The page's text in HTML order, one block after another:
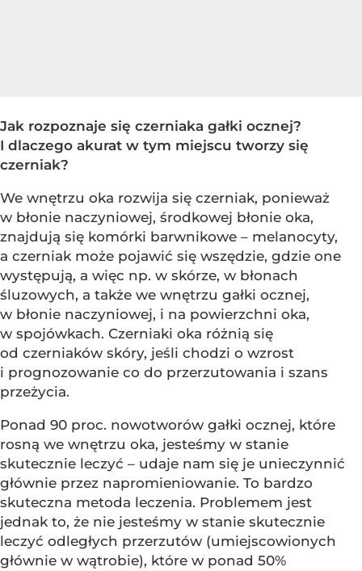
Jak rozpoznaje się czerniaka gałki ocznej?
I dlaczego akurat w tym miejscu tworzy się
czerniak?
We wnętrzu oka rozwija się czerniak, ponieważ
w błonie naczyniowej, środkowej błonie oka,
znajdują się komórki barwnikowe – melanocyty,
a czerniak może pojawić się wszędzie, gdzie one
występują, a więc np. w skórze, w błonach
śluzowych, a także we wnętrzu gałki ocznej,
w błonie naczyniowej, i na powierzchni oka,
w spojówkach. Czerniaki oka różnią się
od czerniaków skóry, jeśli chodzi o wzrost
i prognozowanie co do przerzutowania i szans
przeżycia.
Ponad 90 proc. nowotworów gałki ocznej, które
rosną we wnętrzu oka, jesteśmy w stanie
skutecznie leczyć – udaje nam się je unieczynnić
głównie przez napromieniowanie. To bardzo
skuteczna metoda leczenia. Problemem jest
jednak to, że nie jesteśmy w stanie skutecznie
leczyć odległych przerzutów (umiejscowionych
głównie w wątrobie), które w ponad 50%